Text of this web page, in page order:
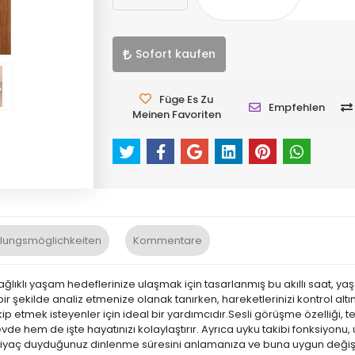
Sofort kaufen
Füge Es Zu
Meinen Favoriten
Empfehlen
Kommentare
yaşam hedeflerinize ulaşmak için tasarlanmış bu akıllı saat,
bir şekilde analiz etmenize olanak tanırken, hareketlerinizi kontrol
etmek isteyenler için ideal bir yardımcıdır.Sesli görüşme özelliği,
hem de işte hayatınızı kolaylaştırır. Ayrıca uyku takibi
duyduğunuz dinlenme süresini anlamanıza ve buna uygun